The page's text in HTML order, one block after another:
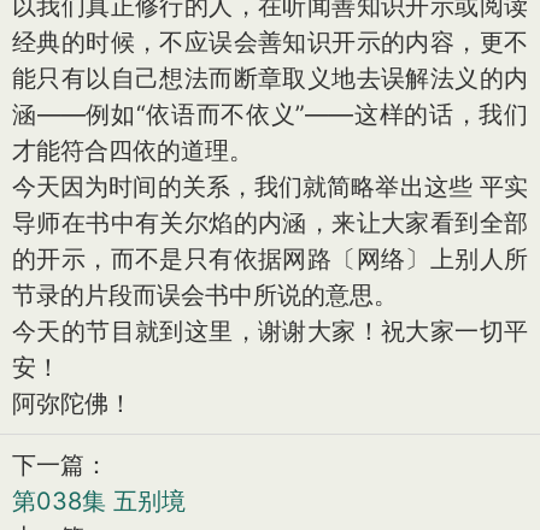
以我们真正修行的人，在听闻善知识开示或阅读
经典的时候，不应误会善知识开示的内容，更不
能只有以自己想法而断章取义地去误解法义的内
涵——例如“依语而不依义”——这样的话，我们
才能符合四依的道理。
今天因为时间的关系，我们就简略举出这些 平实
导师在书中有关尔焰的内涵，来让大家看到全部
的开示，而不是只有依据网路〔网络〕上别人所
节录的片段而误会书中所说的意思。
今天的节目就到这里，谢谢大家！祝大家一切平
安！
阿弥陀佛！
下一篇：
第038集 五别境